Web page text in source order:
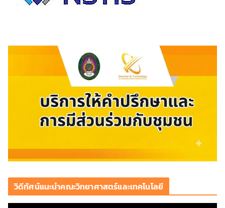
วิดีทัศน์แนะนำคณะวิทยาศาสตร์และเทคโนโลยี